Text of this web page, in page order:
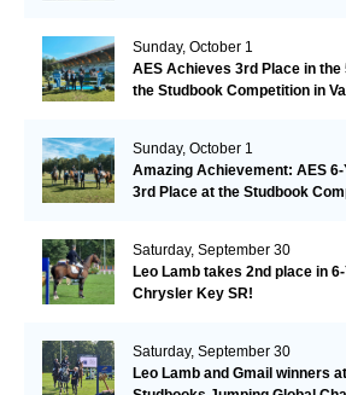
Sunday, October 1
AES Achieves 3rd Place in the
the Studbook Competition in
Sunday, October 1
Amazing Achievement: AES 6-
3rd Place at the Studbook
Saturday, September 30
Leo Lamb takes 2nd place in
Chrysler Key SR!
Saturday, September 30
Leo Lamb and Gmail winners